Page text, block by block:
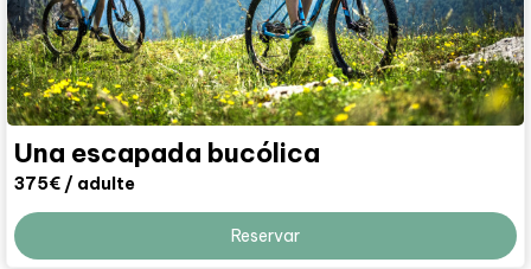
Una escapada bucólica
375€ / adulte
Reservar